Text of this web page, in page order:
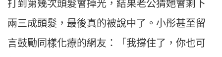
打到第幾次頭髮會掉光，結果老公猜她會剩下
兩三成頭髮，最後真的被說中了。小彤甚至留
言鼓勵同樣化療的網友：「我撐住了，你也可